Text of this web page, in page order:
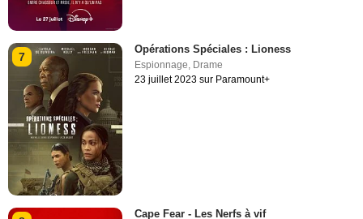
7
Opérations Spéciales : Lioness
Espionnage Drame
23 juillet 2023 sur Paramount+
Cape Fear - Les Nerfs à vif